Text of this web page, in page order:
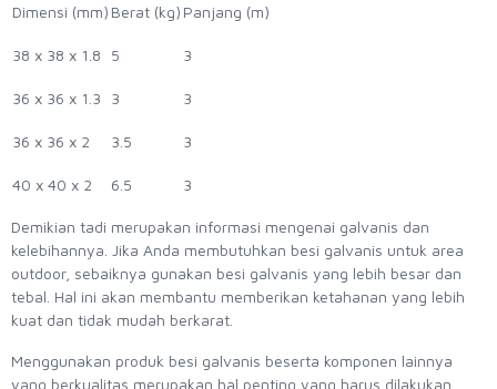
Dimensi (mm) Berat (kg) Panjang (m)
38 x 38 x 1.8 5 3
36 x 36 x 1.3 3 3
36 x 36 x 2 3.5 3
40 x 40 x 2 6.5 3
Demikian tadi merupakan informasi mengenai galvanis dan
kelebihannya. Jika Anda membutuhkan besi galvanis untuk area
outdoor, sebaiknya gunakan besi galvanis yang lebih besar dan
tebal. Hal ini akan membantu memberikan ketahanan yang lebih
kuat dan tidak mudah berkarat.
Menggunakan produk besi galvanis beserta komponen lainnya
yang berkualitas merupakan hal penting yang harus dilakukan,